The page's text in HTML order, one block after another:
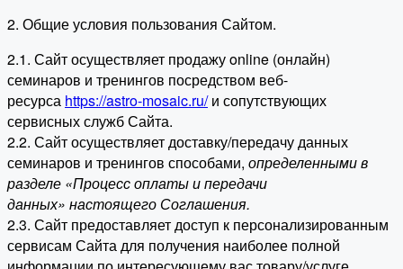
2. Общие условия пользования Сайтом.
2.1. Сайт осуществляет продажу online (онлайн)
семинаров и тренингов посредством веб-
ресурса https://astro-mosaic.ru/и сопутствующих
сервисных служб Сайта.
2.2. Сайт осуществляет доставку/передачу данных
семинаров и тренингов способами, определенными в
разделе «Процесс оплаты и передачи
данных» настоящего Соглашения.
2.3. Сайт предоставляет доступ к персонализированным
сервисам Сайта для получения наиболее полной